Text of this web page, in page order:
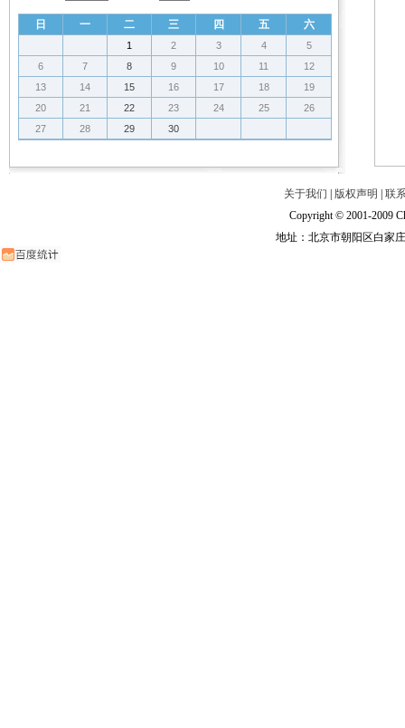
日 一 二 三 四 五 六
1 2 3 4
5
6
7 8 9 10 11
12
13
14 15 16 17 18
19
20
21 22 23 24 25
26
27
28 29 30
关于我们 版权声明
联
Copyright © 2001-2009
地址：北京市朝阳区白家